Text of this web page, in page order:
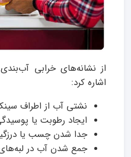
از نشانه‌های خرابی
اشاره کرد:
نشتی آب از اطراف
ایجاد رطوبت یا
جدا شدن چسب یا
جمع شدن آب در